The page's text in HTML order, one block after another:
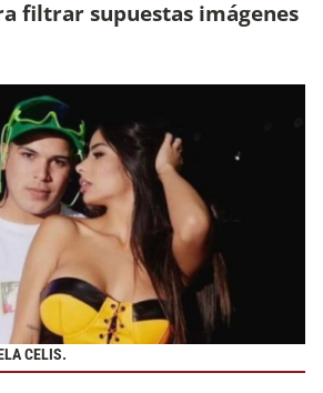
filtrar supuestas imágenes
CELIS.